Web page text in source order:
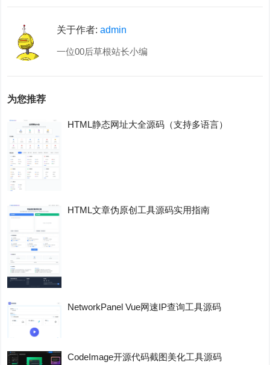
关于作者:admin
一位00后草根站长小编
为您推荐
HTML静态网址大全源码（支持多语言）
HTML文章伪原创工具源码实用指南
NetworkPanel Vue网速IP查询工具源码
CodeImage开源代码截图美化工具源码